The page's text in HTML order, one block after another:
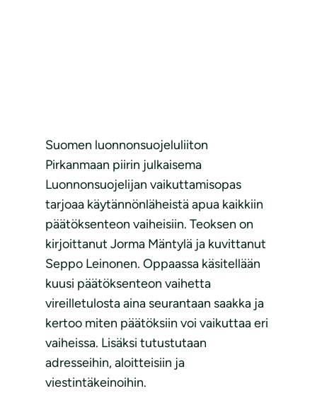
Suomen luonnonsuojeluliiton
Pirkanmaan piirin julkaisema
Luonnonsuojelijan vaikuttamisopas
tarjoaa käytännönläheistä apua kaikkiin
päätöksenteon vaiheisiin. Teoksen on
kirjoittanut Jorma Mäntylä ja kuvittanut
Seppo Leinonen. Oppaassa käsitellään
kuusi päätöksenteon vaihetta
vireilletulosta aina seurantaan saakka ja
kertoo miten päätöksiin voi vaikuttaa eri
vaiheissa. Lisäksi tutustutaan
adresseihin, aloitteisiin ja
viestintäkeinoihin.